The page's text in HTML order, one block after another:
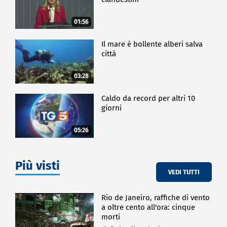
01:56
03:28
Il mare è bollente alberi salva
città
05:26
Caldo da record per altri 10
giorni
Più visti VEDI TUTTI
Rio de Janeiro, raffiche di vento
a oltre cento all'ora: cinque
morti